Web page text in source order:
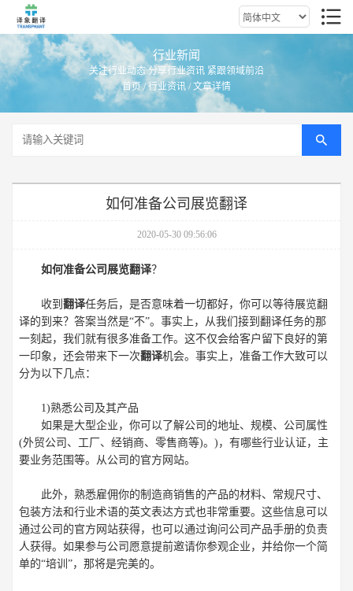
行业新闻
关注行业动态 分享行业资讯 紧跟领域前沿
首页/行业资讯 / 文章详情
如何准备公司展览翻译
2020-05-30 09:56:06
如何准备公司展览翻译？
收到 翻译任务后，是否意味着一切都好，你可以等待展览翻
译的到来？答案当然是“不”。事实上，从我们接到翻译任务的那
一刻起，我们就有很多准备工作。这不仅会给客户留下良好的第
一印象，还会带来下一次翻译机会。事实上，准备工作大致可以
分为以下几点：
1)熟悉公司及其产品
如果是大型企业，你可以了解公司的地址、规模、公司属性
(外贸公司、工厂、经销商、零售商等)。)，有哪些行业认证，主
要业务范围等。从公司的官方网站。
此外，熟悉雇佣你的制造商销售的产品的材料、常规尺寸、
包装方法和行业术语的英文表达方式也非常重要。这些信息可以
通过公司的官方网站获得，也可以通过询问公司产品手册的负责
人获得。如果参与公司愿意提前邀请你参观企业，并给你一个简
单的“培训”，那将是完美的。